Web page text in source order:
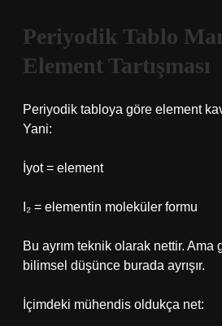
Periyodik Tablo
Element Tartışması
Periyodik tabloya göre element
Yani:
İyot = element
I₂ = elementin moleküler formu
Bu ayrım teknik olarak nettir.
bilimsel düşünce burada ayrışır.
İçimdeki mühendis oldukça net: